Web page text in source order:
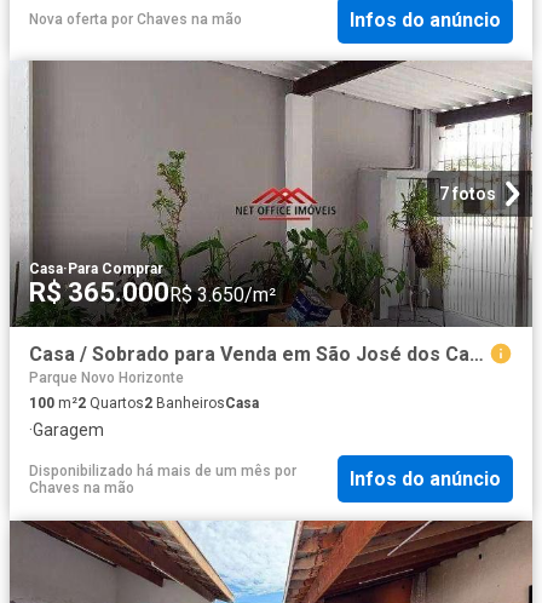
Nova oferta por Chaves na mão Infos do anúncio
7 fotos
Casa· Para Comprar
R$ 365.000R$ 3.650/m²
Casa / Sobrado para Venda em São José dos Campos/SP Jardim Santa Inês I 2 Quartos
Parque Novo Horizonte
100 m²2 Quartos2 BanheirosCasa
·Garagem
Disponibilizado há mais de um mês por
Chaves na mão
Infos do anúncio